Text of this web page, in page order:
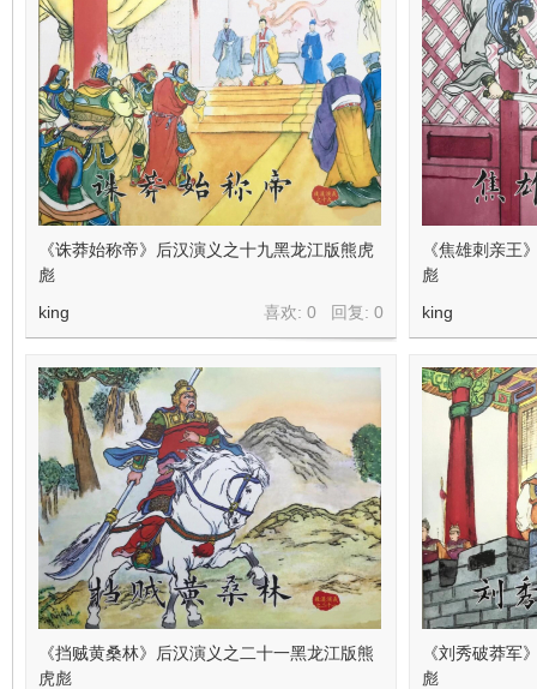
《诛莽始称帝》后汉演义之十九黑龙江版熊虎
彪
喜欢: 0 回复: 0
king
《焦雄刺亲王
彪
king
《挡贼黄桑林》后汉演义之二十一黑龙江版熊
虎彪
《刘秀破莽军
彪